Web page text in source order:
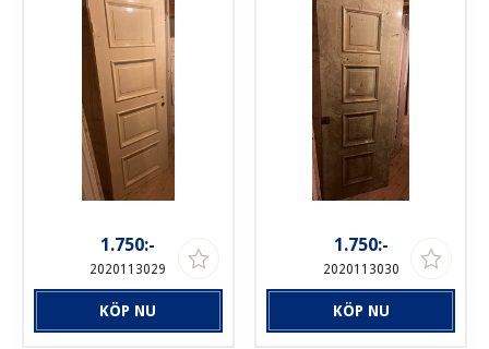
1.750:-
2020113029
KÖP NU
1.750:-
2020113030
KÖP NU